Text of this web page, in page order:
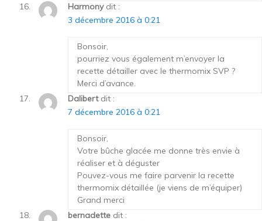
Harmony dit :
3 décembre 2016 à 0:21
Bonsoir,
pourriez vous également m’envoyer la
recette détailler avec le thermomix SVP ?
Merci d’avance.
Dalibert dit :
7 décembre 2016 à 0:21
Bonsoir,
Votre bûche glacée me donne très envie à
réaliser et à déguster
Pouvez-vous me faire parvenir la recette
thermomix détaillée (je viens de m’équiper)
Grand merci
bernadette dit :